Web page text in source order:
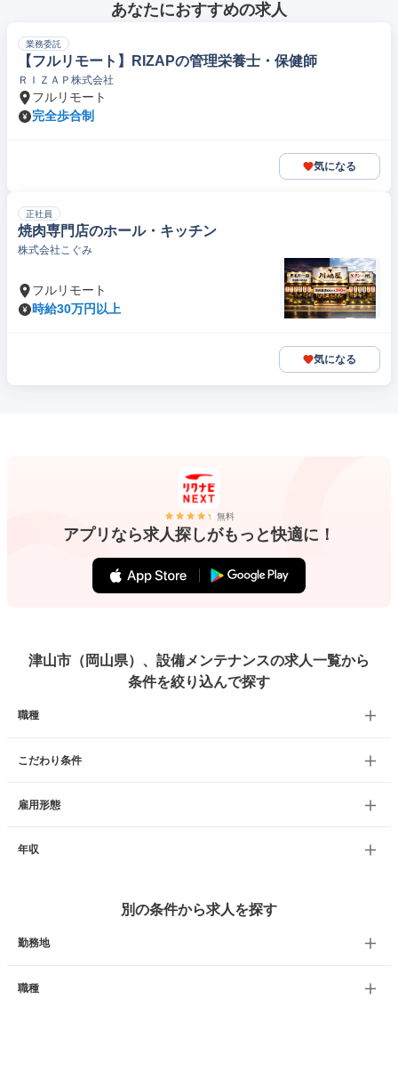
あなたにおすすめの求人
業務委託
【フルリモート】RIZAPの管理栄養士・保健師
ＲＩＺＡＰ株式会社
フルリモート
完全歩合制
気になる
正社員
焼肉専門店のホール・キッチン
株式会社こぐみ
フルリモート
時給30万円以上
気になる
無料
アプリなら求人探しがもっと快適に！
津山市（岡山県）、設備メンテナンスの求人一覧から
条件を絞り込んで探す
職種
こだわり条件
雇用形態
年収
別の条件から求人を探す
勤務地
職種